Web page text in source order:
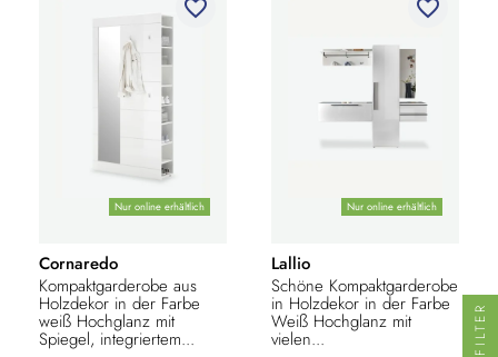
Nur online erhältlich
favorite_border
Cornaredo
Kompaktgarderobe aus
Holzdekor in der Farbe
weiß Hochglanz mit
Spiegel, integriertem...
Nur online erhältlich
favorite_border
Lallio
Schöne Kompaktgarderobe
in Holzdekor in der Farbe
Weiß Hochglanz mit
vielen... FILTER